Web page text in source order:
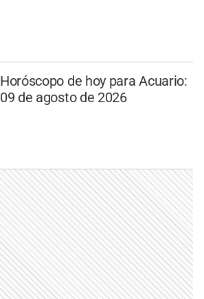
Horóscopo de hoy para Acuario:
09 de agosto de 2026